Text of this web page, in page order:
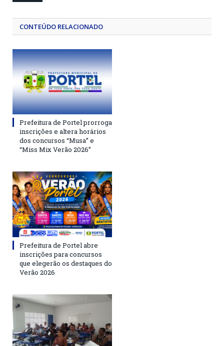
CONTEÚDO RELACIONADO
Prefeitura de Portel prorroga
inscrições e altera horários
dos concursos “Musa” e
“Miss Mix Verão 2026”
Prefeitura de Portel abre
inscrições para concursos
que elegerão os destaques do
Verão 2026